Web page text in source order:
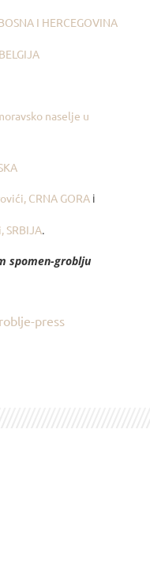
I HERCEGOVINA
naselje u
CRNA GORA i
.
spomen-groblju
press